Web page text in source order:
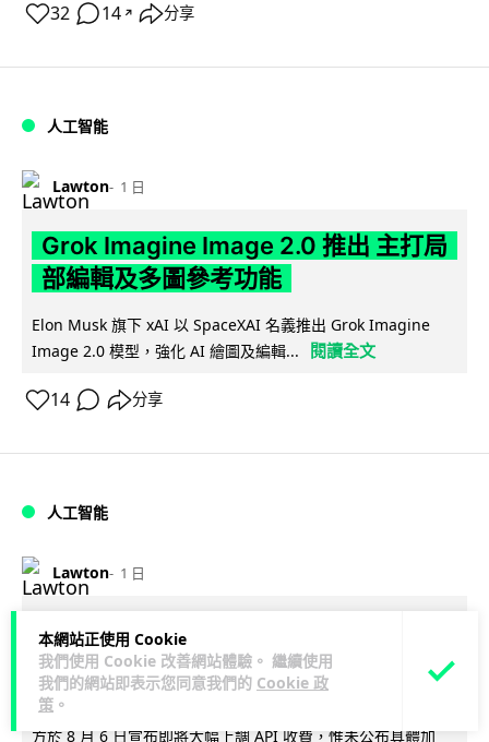
本網站正使用 Cookie
我們使用 Cookie 改善網站體驗。 繼續使用
我們的網站即表示您同意我們的 Cookie 政
策 。
32 14 ↗ 分享
人工智能
Lawton 1 日
Grok Imagine Image 2.0 推出 主打局
部編輯及多圖參考功能
Elon Musk 旗下 xAI 以 SpaceXAI 名義推出 Grok Imagine
Image 2.0 模型，強化 AI 繪圖及編輯...
閱讀全文
14 分享
人工智能
Lawton 1 日
低價不再！DeepSeek 大幅加價在即
低價搶客反釀運算資源告急
DeepSeek 因低價策略掀起需求熱潮，運算資源不勝負荷，官
方於 8 月 6 日宣布即將大幅上調 API 收費，惟未公布具體加